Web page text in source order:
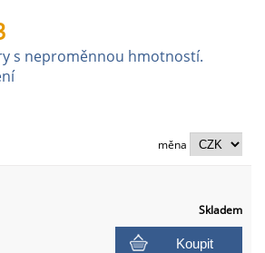
s neproměnnou hmotností.
měna
Skladem
Koupit